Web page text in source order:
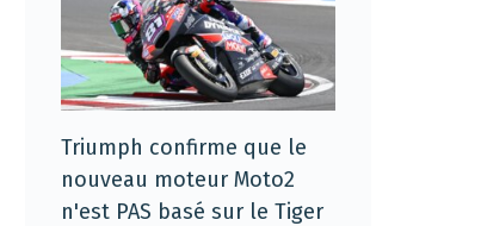
Triumph confirme que le
nouveau moteur Moto2
n'est PAS basé sur le Tiger